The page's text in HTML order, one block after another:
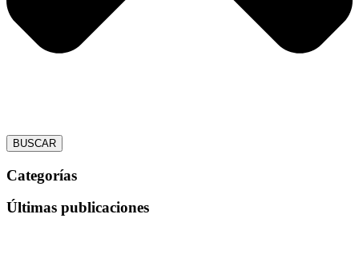
BUSCAR
Categorías
Últimas publicaciones